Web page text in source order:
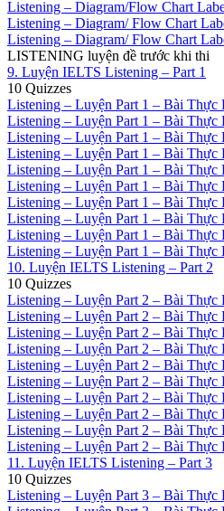
Listening – Diagram/Flow Chart
Listening – Diagram/ Flow Chart
Listening – Diagram/ Flow Chart
LISTENING luyện đề trước khi thi
9. Luyện IELTS Listening – Part 1
10 Quizzes
Listening – Luyện Part 1 – Bài Thực
Listening – Luyện Part 1 – Bài Thực
Listening – Luyện Part 1 – Bài Thực
Listening – Luyện Part 1 – Bài Thực
Listening – Luyện Part 1 – Bài Thực
Listening – Luyện Part 1 – Bài Thực
Listening – Luyện Part 1 – Bài Thực
Listening – Luyện Part 1 – Bài Thực
Listening – Luyện Part 1 – Bài Thực
Listening – Luyện Part 1 – Bài Thực
10. Luyện IELTS Listening – Part 2
10 Quizzes
Listening – Luyện Part 2 – Bài Thực
Listening – Luyện Part 2 – Bài Thực
Listening – Luyện Part 2 – Bài Thực
Listening – Luyện Part 2 – Bài Thực
Listening – Luyện Part 2 – Bài Thực
Listening – Luyện Part 2 – Bài Thực
Listening – Luyện Part 2 – Bài Thực
Listening – Luyện Part 2 – Bài Thực
Listening – Luyện Part 2 – Bài Thực
Listening – Luyện Part 2 – Bài Thực
11. Luyện IELTS Listening – Part 3
10 Quizzes
Listening – Luyện Part 3 – Bài Thực